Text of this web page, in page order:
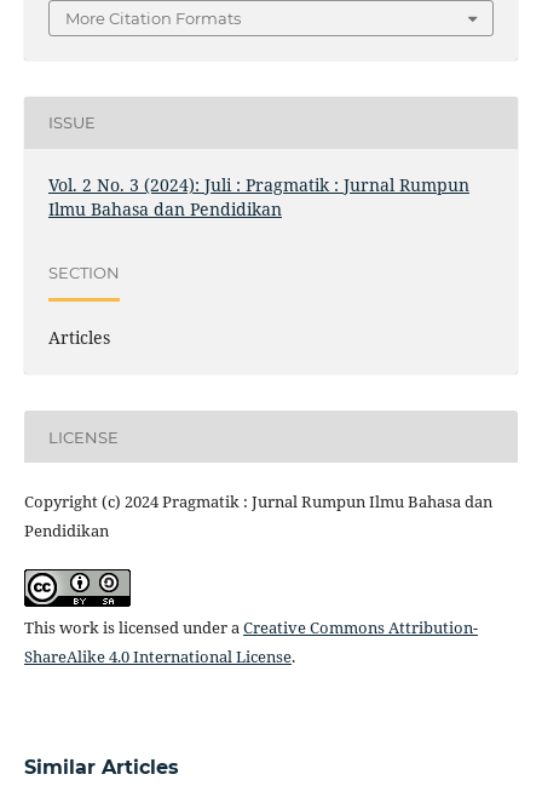
More Citation Formats
ISSUE
Vol. 2 No. 3 (2024): Juli : Pragmatik : Jurnal Rumpun
Ilmu Bahasa dan Pendidikan
SECTION
Articles
LICENSE
Copyright (c) 2024 Pragmatik : Jurnal Rumpun Ilmu Bahasa dan
Pendidikan
This work is licensed under aCreative Commons Attribution-
ShareAlike 4.0 International License.
Similar Articles